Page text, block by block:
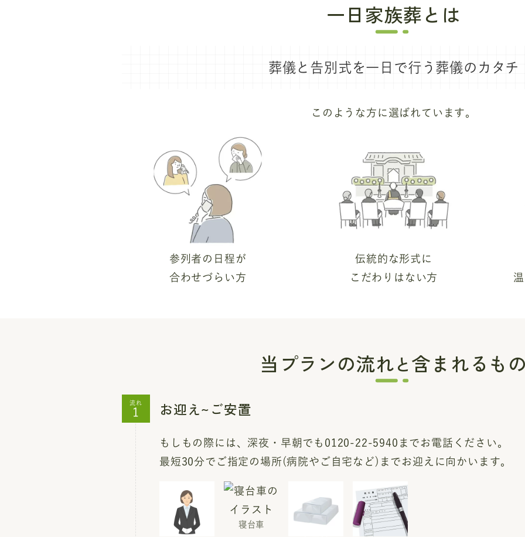
一日家族葬とは
葬儀と告別式を一日で行う葬儀のカタチ
このような方に選ばれています。
参列者の日程が
合わせづらい方
伝統的な形式に
こだわりはない方
当プランの流れと含まれるも
流れ お迎え~ご安置
もしもの際には、深夜・早朝でも0120-22-5940までお電話ください。
最短30分でご指定の場所(病院やご自宅など)までお迎えに向かいます。
寝台車